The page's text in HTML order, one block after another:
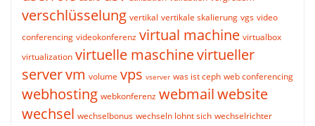
verschlüsselung vertikal vertikale skalierung vgs video
conferencing videokonferenz virtual machine virtualbox
virtualization virtuelle maschinevirtueller
servervm volume vps vserver was ist ceph web conferencing
webhosting webkonferenz webmailwebsite
wechsel wechselbonus wechseln lohnt sich wechselrichter